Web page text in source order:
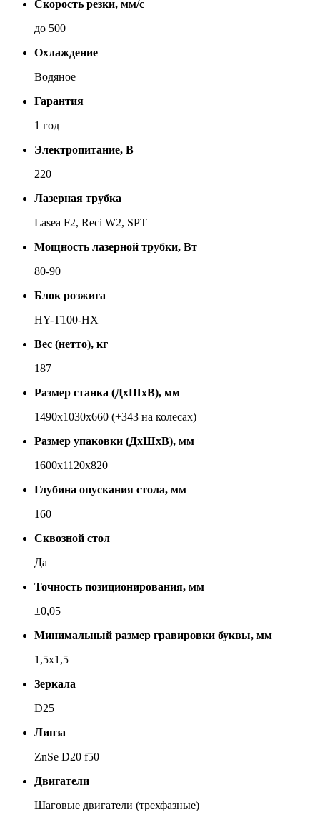
Скорость резки, мм/с
до 500
Охлаждение
Во­дя­ное
Гарантия
1 год
Электропитание, В
220
Лазерная трубка
Lasea F2, Reci W2, SPT
Мощность лазерной трубки, Вт
80-90
Блок розжига
HY-T100-HX
Вес (нетто), кг
187
Размер станка (ДхШхВ), мм
1490x1030x660 (+343 на ко­ле­сах)
Размер упаковки (ДхШхВ), мм
1600x1120x820
Глубина опускания стола, мм
160
Сквозной стол
Да
Точность позиционирования, мм
±0,05
Минимальный размер гравировки буквы, мм
1,5x1,5
Зеркала
D25
Линза
ZnSe D20 f50
Двигатели
Ша­го­вые дви­га­те­ли (трех­фаз­ные)